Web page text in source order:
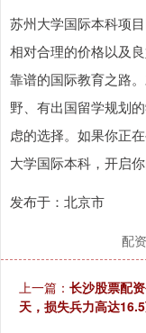
苏州大学国际本科项
相对合理的价格以及
靠谱的国际教育之路
野、有出国留学规划
虑的选择。如果你正
大学国际本科，开启你
发布于：北京市
配
上一篇： 长沙股票配
天，损失兵力高达